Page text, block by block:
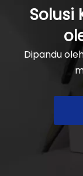
Solusi
Dipandu